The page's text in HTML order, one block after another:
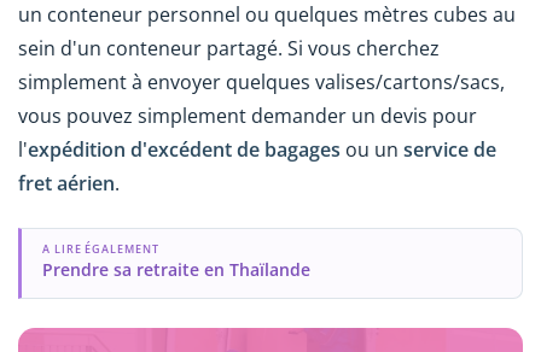
un conteneur personnel ou quelques mètres cubes au
sein d'un conteneur partagé. Si vous cherchez
simplement à envoyer quelques valises/cartons/sacs,
vous pouvez simplement demander un devis pour
l'expédition d'excédent de bagages ou un service de
fret aérien.
A LIRE ÉGALEMENT
Prendre sa retraite en Thaïlande